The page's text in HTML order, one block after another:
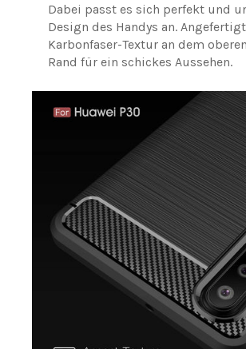
Dabei passt es sich perfekt und
Design des Handys an.
Karbonfaser-Textur an dem
Rand für ein schickes Aussehen.